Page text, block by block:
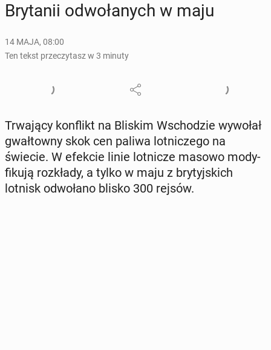
Bry­ta­nii od­wo­ła­nych w maju
14 MAJA, 08:00
Ten tekst przeczytasz w 3 minuty
Trwa­ją­cy kon­flikt na Bliskim Wscho­dzie wywołał
gwał­tow­ny skok cen paliwa lot­ni­cze­go na
świecie. W efekcie linie lot­ni­cze masowo mo­dy­
fi­ku­ją roz­kła­dy, a tylko w maju z bry­tyj­skich
lotnisk od­wo­ła­no blisko 300 rejsów.